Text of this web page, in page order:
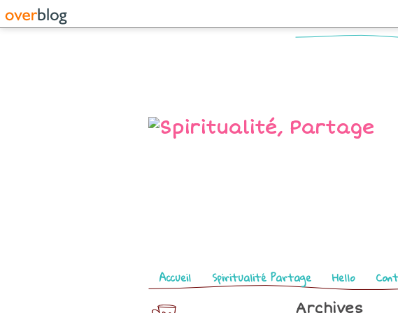
Pages
Accueil Spiritualité Partage Hello
Archives